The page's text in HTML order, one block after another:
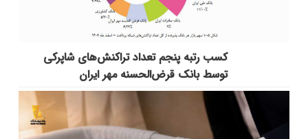
کسب رتبه پنجم تعداد تراکنش‌های شاپرکی
توسط بانک قرض‌الحسنه مهر ایران